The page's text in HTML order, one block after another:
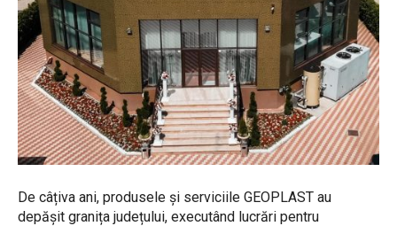
De câțiva ani, produsele și serviciile GEOPLAST au
depășit granița județului, executând lucrări pentru